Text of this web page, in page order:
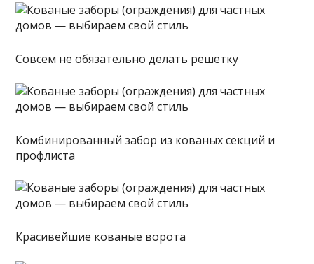
Совсем не обязательно делать решетку
Комбинированный забор из кованых секций и
профлиста
Красивейшие кованые ворота